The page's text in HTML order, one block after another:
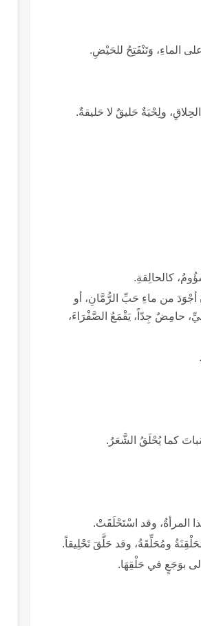
من ماءِ حَبِّ الرُّمَّانِ، أو
حامِضٌ جِدّاً، يَقْمَعُ الصَّفْرَاءَ،
كما يُحْلَقُ الشَّعَرُ.
المرأةُ، وقد اسْتَحْلَقَتْ.
بوَجَعٍ في حَلْقِهَا.